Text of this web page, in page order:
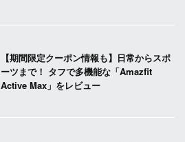
【期間限定クーポン情報も】日常からスポ
ーツまで！ タフで多機能な「Amazfit
Active Max」をレビュー